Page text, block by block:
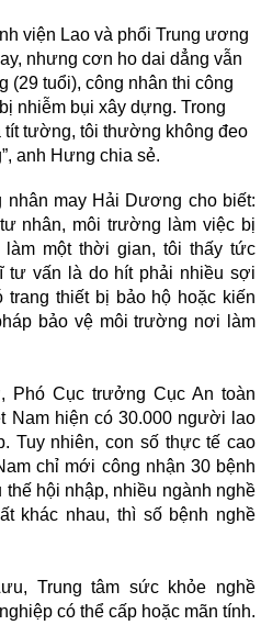
viện Lao và phổi Trung ương
nhưng cơn ho dai dẳng vẫn
tuổi), công nhân thi công
nhiễm bụi xây dựng. Trong
tít tường, tôi thường không đeo
anh Hưng chia sẻ.
nhân may Hải Dương cho biết:
nhân, môi trường làm việc bị
một thời gian, tôi thấy tức
tư vấn là do hít phải nhiều sợi
trang thiết bị bảo hộ hoặc kiến
bảo vệ môi trường nơi làm
Phó Cục trưởng Cục An toàn
Nam hiện có 30.000 người lao
Tuy nhiên, con số thực tế cao
chỉ mới công nhận 30 bệnh
hội nhập, nhiều ngành nghề
khác nhau, thì số bệnh nghề
Trung tâm sức khỏe nghề
có thể cấp hoặc mãn tính.